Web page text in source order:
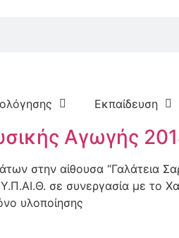
Εκπαίδευση
Αγωγής
στην αίθουσα “Γαλάτεια
σε συνεργασία με το
υλοποίησης